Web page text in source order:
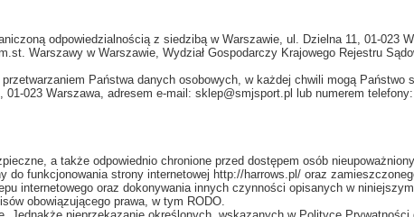
odpowiedzialnością z siedzibą w Warszawie, ul. Dzielna 11, 01-023
Warszawy w Warszawie, Wydział Gospodarczy Krajowego Rejestru
Państwa danych osobowych, w każdej chwili mogą Państwo
023 Warszawa, adresem e-mail: sklep@smjsport.pl lub numerem
a także odpowiednio chronione przed dostępem osób
funkcjonowania strony internetowej http://harrows.pl/ oraz
internetowego oraz dokonywania innych czynności opisanych w
obowiązującego prawa, w tym RODO.